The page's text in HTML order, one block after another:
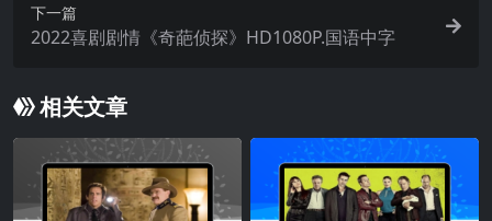
下一篇
2022喜剧剧情《奇葩侦探》HD1080P.国语中字
相关文章